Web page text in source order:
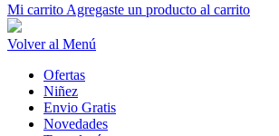
Mi carrito Agregaste un producto al carrito
Volver al Menú
Ofertas
Niñez
Envio Gratis
Novedades